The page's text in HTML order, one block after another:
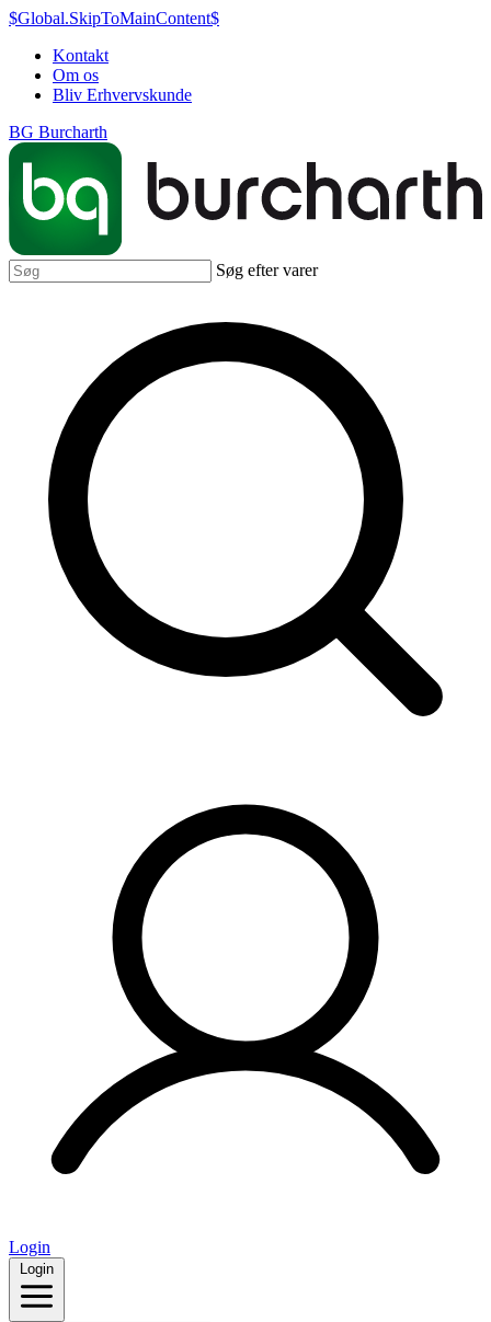
$Global.SkipToMainContent$
Kontakt
Om os
Bliv Erhvervskunde
BG Burcharth
Søg efter varer
Login
Login